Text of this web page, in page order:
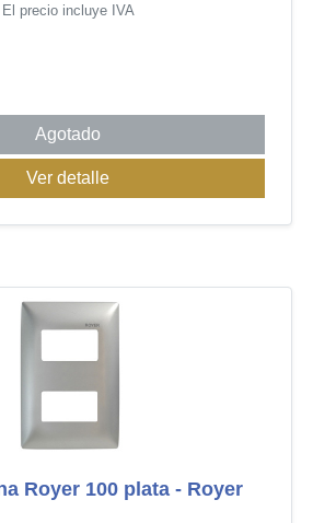
El precio incluye IVA
Agotado
Ver detalle
Royer 100 plata - Royer